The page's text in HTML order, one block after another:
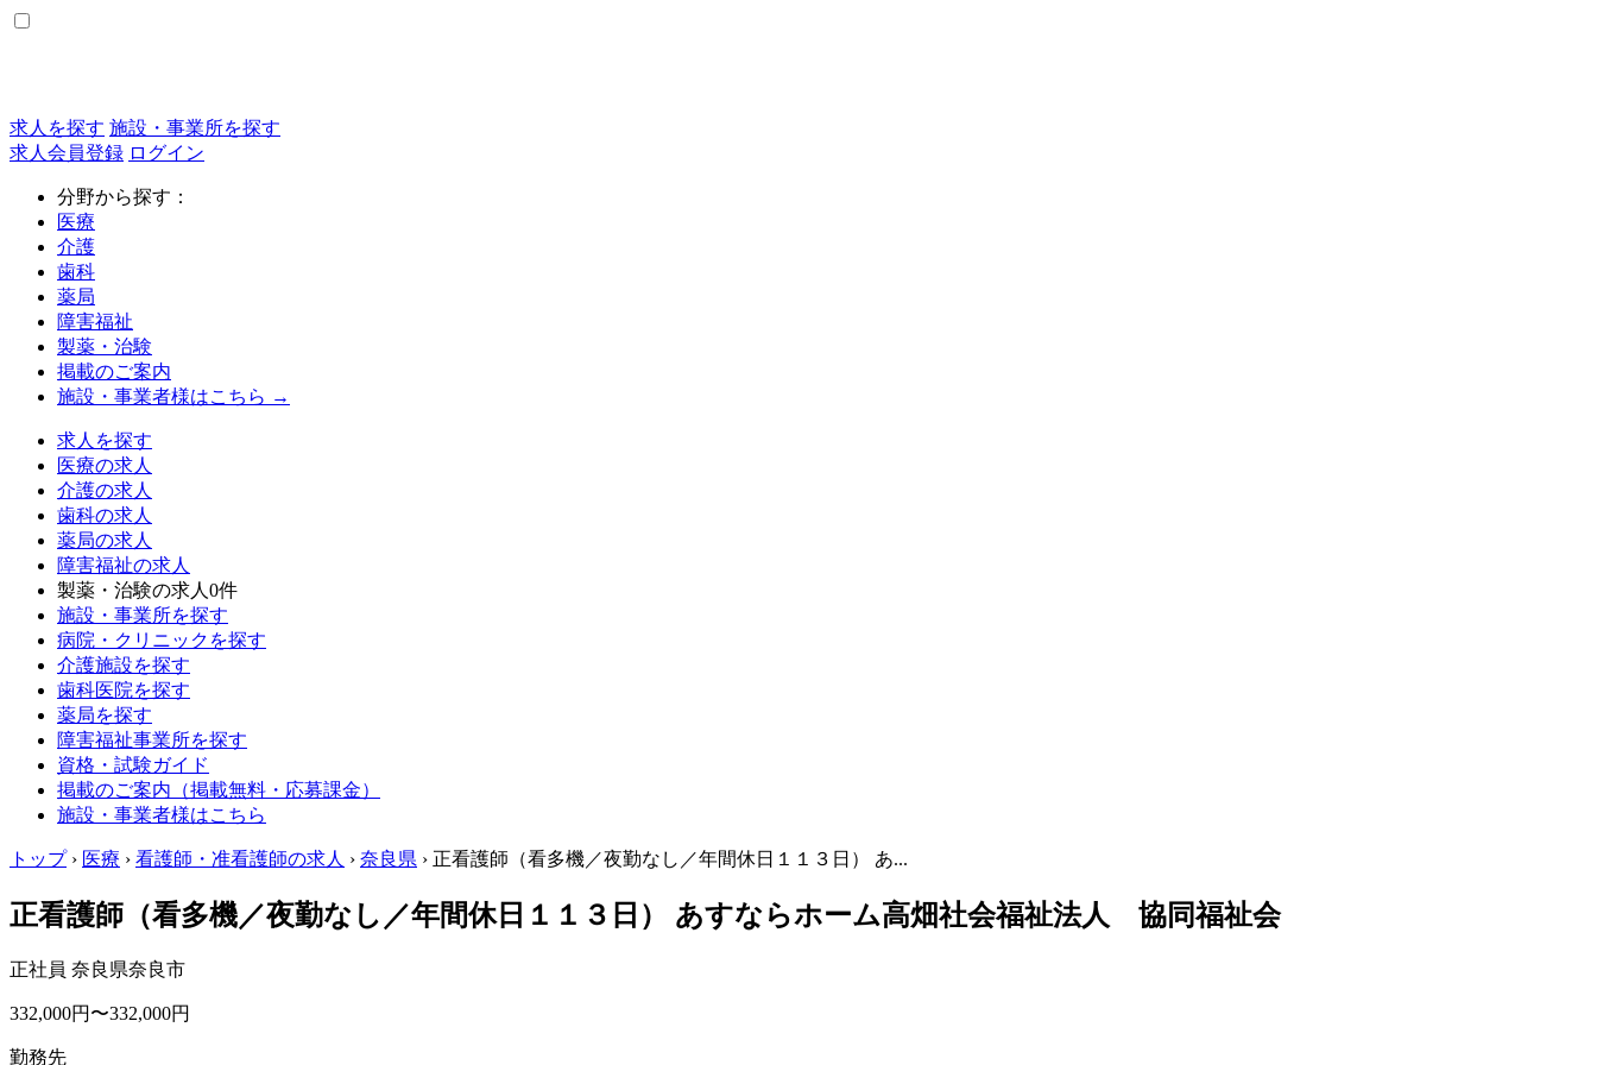
求人を探す 施設・事業所を探す
求人会員登録 ログイン
分野から探す：
医療
介護
歯科
薬局
障害福祉
製薬・治験
掲載のご案内
施設・事業者様はこちら →
求人を探す
医療の求人
介護の求人
歯科の求人
薬局の求人
障害福祉の求人
製薬・治験の求人 0件
施設・事業所を探す
病院・クリニックを探す
介護施設を探す
歯科医院を探す
薬局を探す
障害福祉事業所を探す
資格・試験ガイド
掲載のご案内（掲載無料・応募課金）
施設・事業者様はこちら
トップ › 医療 › 看護師・准看護師の求人 › 奈良県 › 正看護師（看多機／夜勤なし／年間休日１１３日） あ...
正看護師（看多機／夜勤なし／年間休日１１３日） あすならホーム高畑社会福祉法人 協同福祉会
正社員 奈良県奈良市
332,000円〜332,000円
勤務先